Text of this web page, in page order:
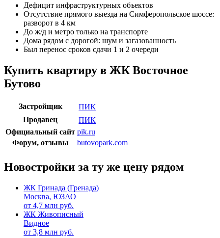
Дефицит инфраструктурных объектов
Отсутствие прямого выезда на Симферопольское шоссе:
разворот в 4 км
До ж/д и метро только на транспорте
Дома рядом с дорогой: шум и загазованность
Был перенос сроков сдачи 1 и 2 очереди
Купить квартиру в ЖК Восточное
Бутово
Застройщик
ПИК
Продавец
ПИК
Официальный сайт pik.ru
Форум, отзывы
butovopark.com
Новостройки за ту же цену рядом
ЖК Гринада (Гренада)
Москва, ЮЗАО
от 4,7 млн руб.
ЖК Живописный
Видное
от 3,8 млн руб.